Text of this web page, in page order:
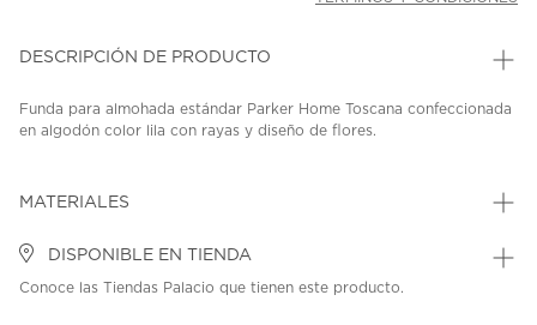
DESCRIPCIÓN DE PRODUCTO
Funda para almohada estándar Parker Home Toscana confeccionada
en algodón color lila con rayas y diseño de flores.
SKU: 42032865
MATERIALES
DISPONIBLE EN TIENDA
Conoce las Tiendas Palacio que tienen este producto.